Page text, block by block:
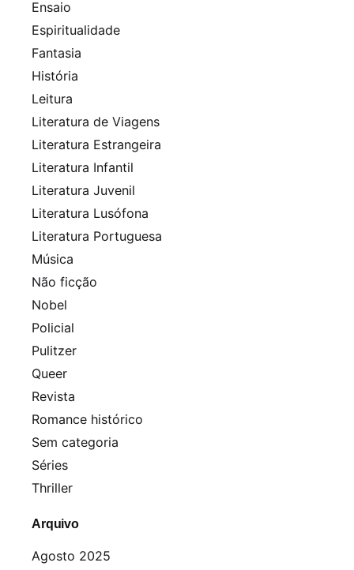
Ensaio
Espiritualidade
Fantasia
História
Leitura
Literatura de Viagens
Literatura Estrangeira
Literatura Infantil
Literatura Juvenil
Literatura Lusófona
Literatura Portuguesa
Música
Não ficção
Nobel
Policial
Pulitzer
Queer
Revista
Romance histórico
Sem categoria
Séries
Thriller
Arquivo
Agosto 2025